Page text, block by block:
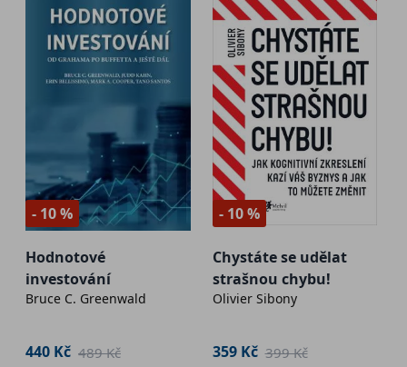
- 10 %
Hodnotové
investování
Bruce C. Greenwald
440 Kč 489 Kč
- 10 %
Chystáte se udělat
strašnou chybu!
Olivier Sibony
359 Kč 399 Kč